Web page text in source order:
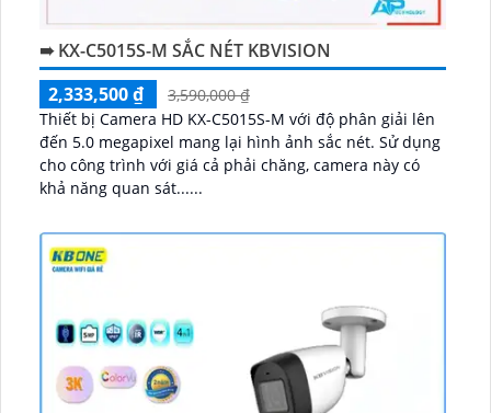
➠ KX-C5015S-M SẮC NÉT KBVISION
2,333,500 ₫
3,590,000 ₫
Thiết bị Camera HD KX-C5015S-M với độ phân giải lên
đến 5.0 megapixel mang lại hình ảnh sắc nét. Sử dụng
cho công trình với giá cả phải chăng, camera này có
khả năng quan sát......